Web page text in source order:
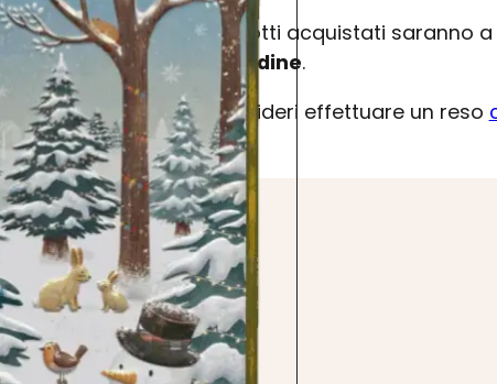
I prodotti acquistati saranno
dell’ordine.
Se desideri effettuare un reso